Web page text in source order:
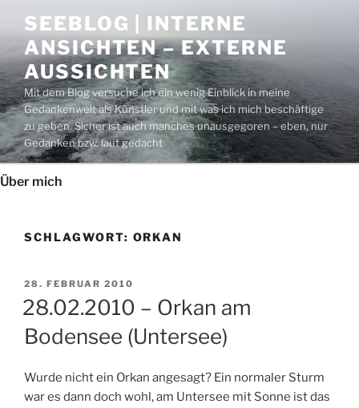
Inhalt
springen
SEEBLOG | INTERNE
ANSICHTEN – EXTERNE
AUSSICHTEN
Mit dem Blog versuche ich ein wenig Einblick in meine
Gedankenwelt als Künstler und mit was ich mich beschäftige
zu geben. Sicher ist auch manches unausgegoren – eben, nur
Gedanken bzw. laut gedacht
Über mich
SCHLAGWORT: ORKAN
VERÖFFENTLICHT
AM
28. FEBRUAR 2010
28.02.2010 – Orkan am
Bodensee (Untersee)
Wurde nicht ein Orkan angesagt? Ein normaler Sturm
war es dann doch wohl, am Untersee mit Sonne ist das